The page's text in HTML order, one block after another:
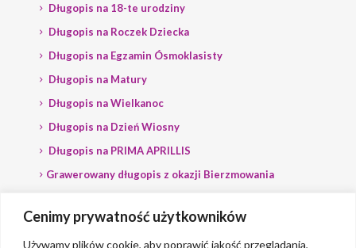
Cenimy prywatność użytkowników
Używamy plików cookie, aby poprawić jakość przeglądania,
Długopis na 18-te urodziny
Długopis na Roczek Dziecka
Długopis na Egzamin Ósmoklasisty
Długopis na Matury
Długopis na Wielkanoc
Długopis na Dzień Wiosny
Długopis na PRIMA APRILLIS
Grawerowany długopis z okazji Bierzmowania
Grawerowany długopis dla Polityka